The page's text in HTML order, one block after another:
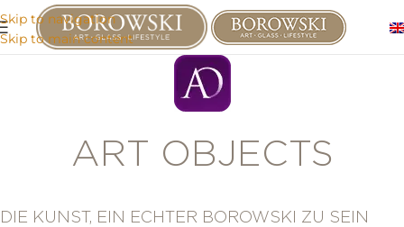
Skip to navigation
Skip to main content
ART OBJECTS
DIE KUNST, EIN ECHTER BOROWSKI ZU SEIN